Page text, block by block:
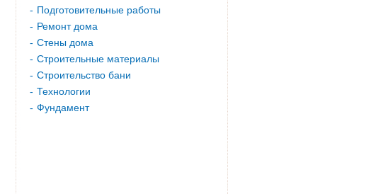
Подготовительные работы
Ремонт дома
Стены дома
Строительные материалы
Строительство бани
Технологии
Фундамент